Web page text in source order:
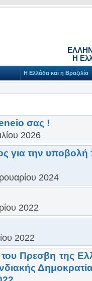
Η
Η Ελλάδα και η Βραζιλία
σας !
2026
για την
2024
2022
2022
του Πρεσβη της